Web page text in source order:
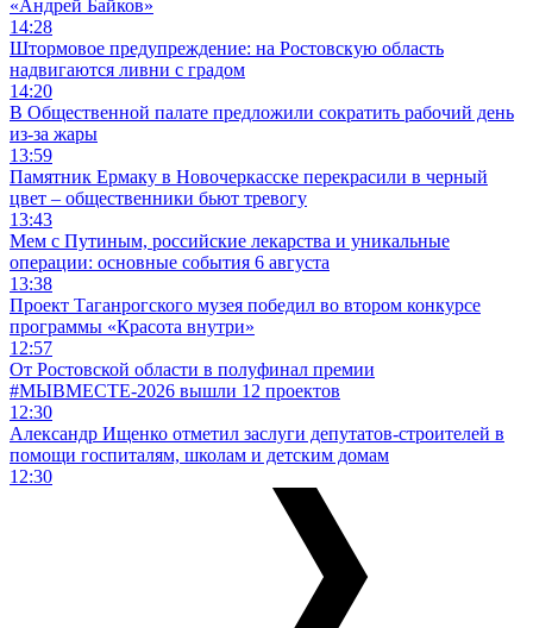
«Андрей Байков»
14:28
Штормовое предупреждение: на Ростовскую область
надвигаются ливни с градом
14:20
В Общественной палате предложили сократить рабочий день
из-за жары
13:59
Памятник Ермаку в Новочеркасске перекрасили в черный
цвет – общественники бьют тревогу
13:43
Мем с Путиным, российские лекарства и уникальные
операции: основные события 6 августа
13:38
Проект Таганрогского музея победил во втором конкурсе
программы «Красота внутри»
12:57
От Ростовской области в полуфинал премии
#МЫВМЕСТЕ-2026 вышли 12 проектов
12:30
Александр Ищенко отметил заслуги депутатов-строителей в
помощи госпиталям, школам и детским домам
12:30